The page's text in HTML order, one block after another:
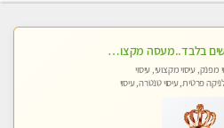
לנשים בלבד..מעסה מקצועי לנשים בלבד
מפנק, עיסוי מקצועי, עיסוי
פרטית, עיסוי טנטרה, עיסוי